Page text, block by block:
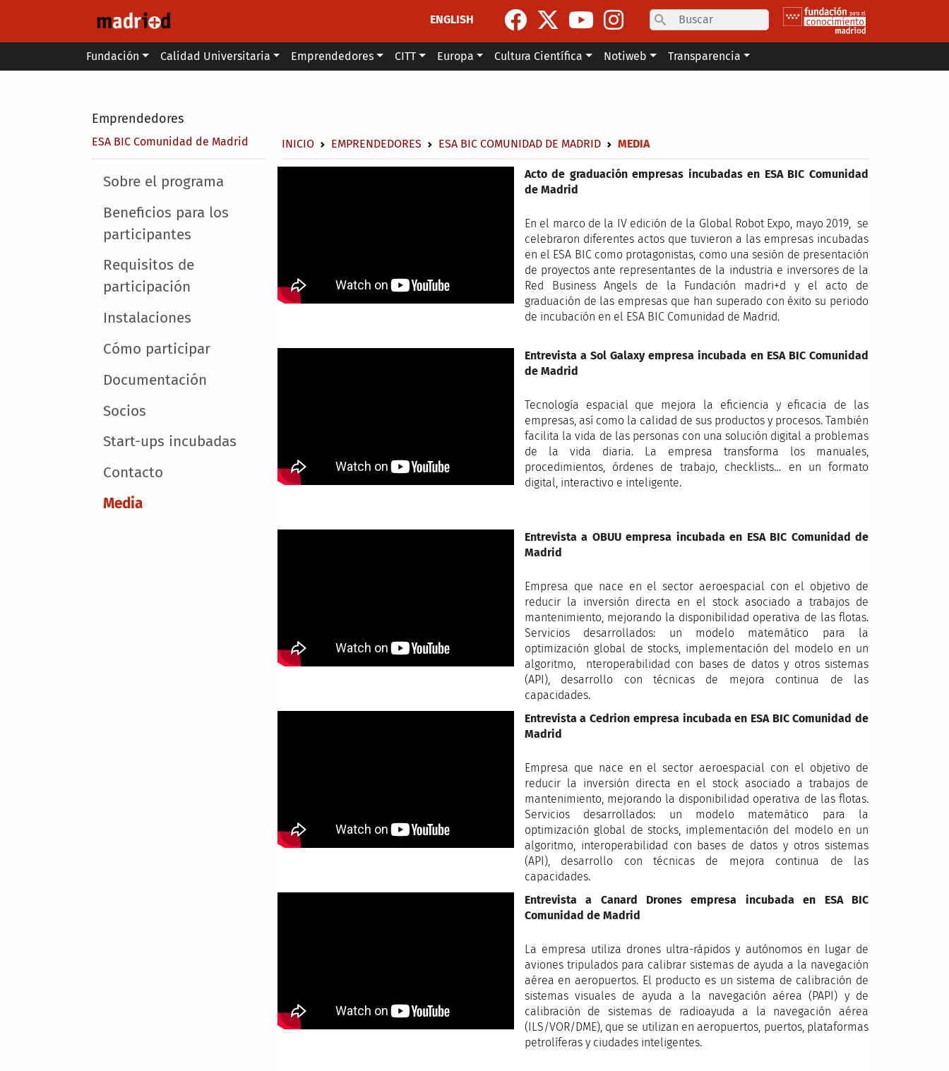
ENGLISH
Search
Main menu
Fundación Calidad Universitaria Emprendedores CITT Europa Cultura Científica Notiweb Transparencia
Emprendedores
ESA BIC Comunidad de Madrid Sobrescribir enlaces de ayuda a la navegación
INICIO EMPRENDEDORES ESA BIC COMUNIDAD DE MADRID MEDIA
Main menu
Sobre el programa
Beneficios para los
participantes
Requisitos de
participación
Instalaciones
Cómo participar
Documentación
Socios
Start-ups incubadas
Contacto
Media
Acto de graduación empresas incubadas en ESA BIC Comunidad
de Madrid
En el marco de la IV edición de la Global Robot Expo, mayo 2019, se
celebraron diferentes actos que tuvieron a las empresas incubadas
en el ESA BIC como protagonistas, como una sesión de presentación
de proyectos ante representantes de la industria e inversores de la
Red Business Angels de la Fundación madri+d y el acto de
graduación de las empresas que han superado con éxito su periodo
de incubación en el ESA BIC Comunidad de Madrid.
Entrevista a Sol Galaxy empresa incubada en ESA BIC Comunidad
de Madrid
Tecnología espacial que mejora la eficiencia y eficacia de las
empresas, así como la calidad de sus productos y procesos. También
facilita la vida de las personas con una solución digital a problemas
de la vida diaria. La empresa transforma los manuales,
procedimientos, órdenes de trabajo, checklists… en un formato
digital, interactivo e inteligente.
Entrevista a OBUU empresa incubada en ESA BIC Comunidad de
Madrid
Empresa que nace en el sector aeroespacial con el objetivo de
reducir la inversión directa en el stock asociado a trabajos de
mantenimiento, mejorando la disponibilidad operativa de las flotas.
Servicios desarrollados: un modelo matemático para la
optimización global de stocks, implementación del modelo en un
algoritmo, nteroperabilidad con bases de datos y otros sistemas
(API), desarrollo con técnicas de mejora continua de las
capacidades.
Entrevista a Cedrion empresa incubada en ESA BIC Comunidad de
Madrid
Empresa que nace en el sector aeroespacial con el objetivo de
reducir la inversión directa en el stock asociado a trabajos de
mantenimiento, mejorando la disponibilidad operativa de las flotas.
Servicios desarrollados: un modelo matemático para la
optimización global de stocks, implementación del modelo en un
algoritmo, interoperabilidad con bases de datos y otros sistemas
(API), desarrollo con técnicas de mejora continua de las
capacidades.
Entrevista a Canard Drones empresa incubada en ESA BIC
Comunidad de Madrid
La empresa utiliza drones ultra-rápidos y autónomos en lugar de
aviones tripulados para calibrar sistemas de ayuda a la navegación
aérea en aeropuertos. El producto es un sistema de calibración de
sistemas visuales de ayuda a la navegación aérea (PAPI) y de
calibración de sistemas de radioayuda a la navegación aérea
(ILS/VOR/DME), que se utilizan en aeropuertos, puertos, plataformas
petrolíferas y ciudades inteligentes.